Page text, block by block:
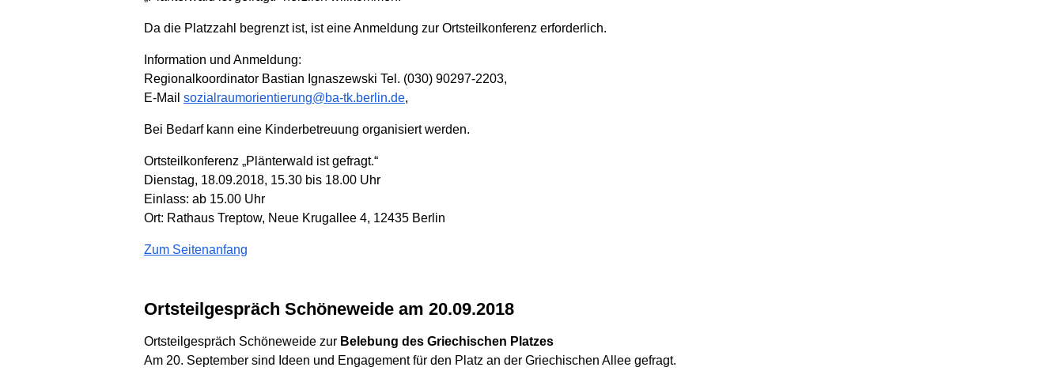
Da die Platzzahl begrenzt ist, ist eine Anmeldung zur Ortsteilkonferenz erforderlich.
Information und Anmeldung:
Regionalkoordinator Bastian Ignaszewski Tel. (030) 90297-2203,
E-Mail sozialraumorientierung@ba-tk.berlin.de,
Bei Bedarf kann eine Kinderbetreuung organisiert werden.
Ortsteilkonferenz „Plänterwald ist gefragt.“
Dienstag, 18.09.2018, 15.30 bis 18.00 Uhr
Einlass: ab 15.00 Uhr
Ort: Rathaus Treptow, Neue Krugallee 4, 12435 Berlin
Zum Seitenanfang
Ortsteilgespräch Schöneweide am 20.09.2018
Ortsteilgespräch Schöneweide zur Belebung des Griechischen Platzes
Am 20. September sind Ideen und Engagement für den Platz an der Griechischen Allee gefragt.